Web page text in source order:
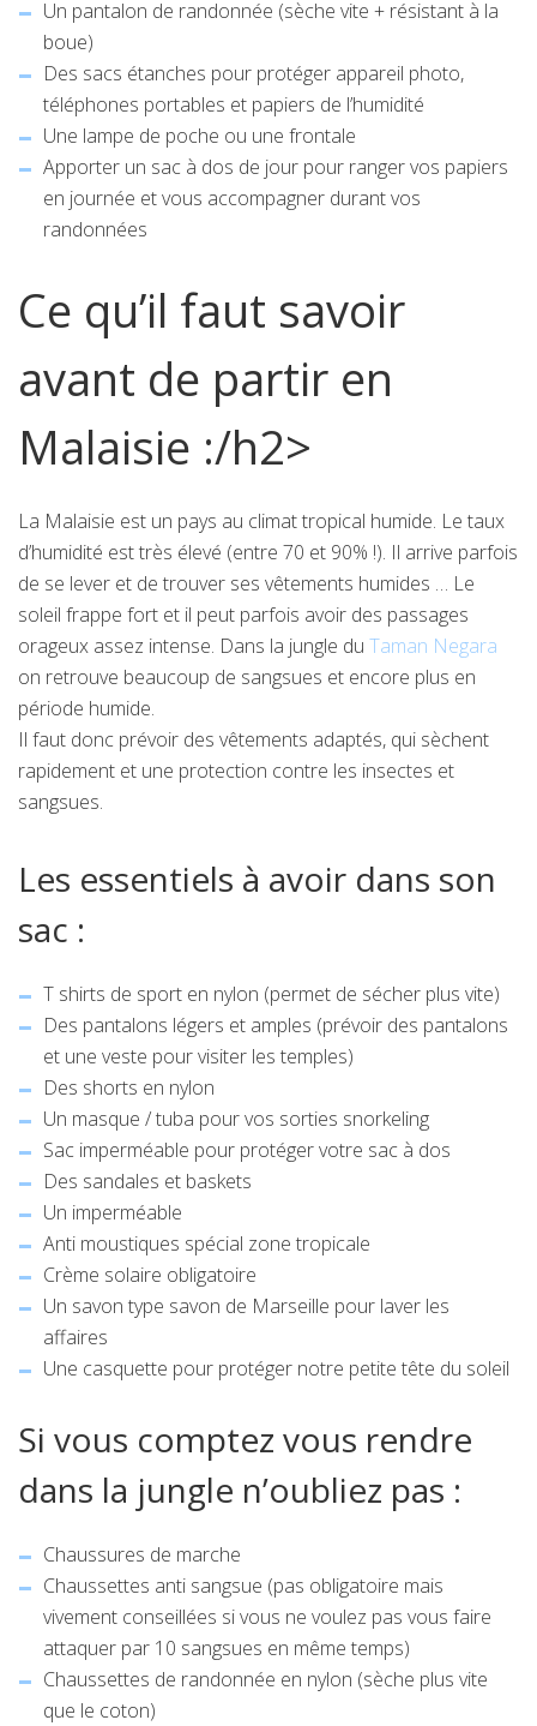
Un pantalon de randonnée (sèche vite + résistant à la
boue)
Des sacs étanches pour protéger appareil photo,
téléphones portables et papiers de l’humidité
Une lampe de poche ou une frontale
Apporter un sac à dos de jour pour ranger vos papiers
en journée et vous accompagner durant vos
randonnées
Ce qu’il faut savoir
avant de partir en
Malaisie :/h2>
La Malaisie est un pays au climat tropical humide. Le taux
d’humidité est très élevé (entre 70 et 90% !). Il arrive parfois
de se lever et de trouver ses vêtements humides … Le
soleil frappe fort et il peut parfois avoir des passages
orageux assez intense. Dans la jungle du Taman Negara
on retrouve beaucoup de sangsues et encore plus en
période humide.
Il faut donc prévoir des vêtements adaptés, qui sèchent
rapidement et une protection contre les insectes et
sangsues.
Les essentiels à avoir dans son
sac :
T shirts de sport en nylon (permet de sécher plus vite)
Des pantalons légers et amples (prévoir des pantalons
et une veste pour visiter les temples)
Des shorts en nylon
Un masque / tuba pour vos sorties snorkeling
Sac imperméable pour protéger votre sac à dos
Des sandales et baskets
Un imperméable
Anti moustiques spécial zone tropicale
Crème solaire obligatoire
Un savon type savon de Marseille pour laver les
affaires
Une casquette pour protéger notre petite tête du soleil
Si vous comptez vous rendre
dans la jungle n’oubliez pas :
Chaussures de marche
Chaussettes anti sangsue (pas obligatoire mais
vivement conseillées si vous ne voulez pas vous faire
attaquer par 10 sangsues en même temps)
Chaussettes de randonnée en nylon (sèche plus vite
que le coton)